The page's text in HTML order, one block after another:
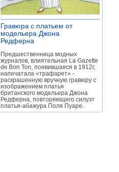
Гравюра с платьем от
модельера Джона
Редферна
Предшественница модных
журналов, влиятельная La Gazette
de Bon Ton, появившаяся в 1912г,
напечатала «трафарет» -
раскрашенную вручную гравюру с
изображением платья
британского модельера Джона
Редферна, повторяющего силуэт
платья-абажура Поля Пуаре.